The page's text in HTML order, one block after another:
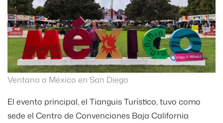
Ventana a México en San Diego
El evento principal, el Tianguis Turístico, tuvo como
sede el Centro de Convenciones Baja California